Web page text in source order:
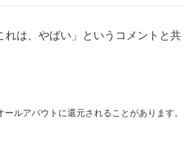
は、やばい」というコメントと共
ルアバウトに還元されることがあります。